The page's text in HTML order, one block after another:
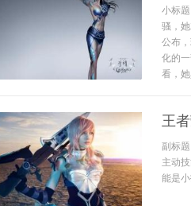
小标
骚，
公布
化的
看，
王
副标
主动
能是